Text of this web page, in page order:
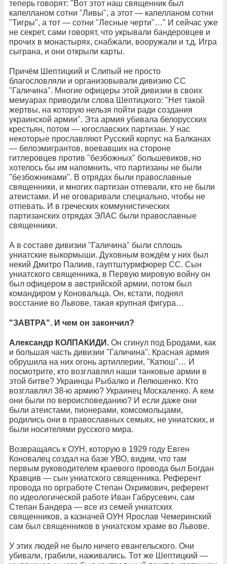
теперь говорят: "Вот этот наш священник был
капелланом сотни "Ливы", а этот — капелланом сотни
"Тигры", а тот — сотни "Лесные черти"…" И сейчас уже
не секрет, сами говорят, что укрывали бандеровцев и
прочих в монастырях, снабжали, вооружали и т.д. Игра
сыграна, и они открыли карты.
Причём Шептицкий и Слипый не просто
благословляли и организовывали дивизию СС
"Галичина". Многие офицеры этой дивизии в своих
мемуарах приводили слова Шептицкого: "Нет такой
жертвы, на которую нельзя пойти ради создания
украинской армии". Эта армия убивала белорусских
крестьян, потом — югославских партизан. У нас
некоторые прославляют Русский корпус на Балканах
— белоэмигрантов, воевавших на стороне
гитлеровцев против "безбожных" большевиков, но
хотелось бы им напомнить, что партизаны не были
"безбожниками". В отрядах были православные
священники, и многих партизан отпевали, кто не были
атеистами. И не оговаривали специально, чтобы не
отпевать. И в греческих коммунистических
партизанских отрядах ЭЛАС были православные
священники.
А в составе дивизии "Галичина" были сплошь
униатские выкормыши. Духовным вождём у них был
некий Дмитро Палиив, гауптштурмфюрер СС. Сын
униатского священника, в Первую мировую войну он
был офицером в австрийской армии, потом был
командиром у Коновальца. Он, кстати, поднял
восстание во Львове, такая крупная фигура…
"ЗАВТРА". И чем он закончил?
Александр КОЛПАКИДИ. Он сгинул под Бродами, как
и большая часть дивизии "Галичина". Красная армия
обрушила на них огонь артиллерии, "Катюш"… И
посмотрите, кто возглавлял наши танковые армии в
этой битве? Украинцы Рыбалко и Лелюшенко. Кто
возглавлял 38-ю армию? Украинец Москаленко. А кем
они были по вероисповеданию? И если даже они
были атеистами, пионерами, комсомольцами,
родились они в православных семьях, не униатских, и
были носителями русского мира.
Возвращаясь к ОУН, которую в 1929 году Евген
Коновалец создал на базе УВО, видим, что там
первым руководителем краевого провода был Богдан
Кравцив — сын униатского священника. Референт
провода по оргработе Степан Охримович, референт
по идеологической работе Иван Габрусевич, сам
Степан Бандера — все из семей униатских
священников, а казначей ОУН Ярослав Чемеринский
сам был священников в униатском храме во Львове.
У этих людей не было ничего евангельского. Они
убивали, грабили, наживались. Тот же Шептицкий —